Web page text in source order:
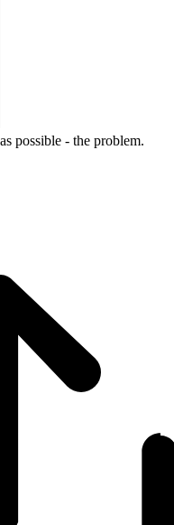
possible - the problem.